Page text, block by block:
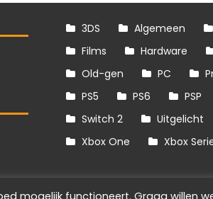
3DS Algemeen
Films
Hardware
Old-gen
PC
PS5
PS6 PSP
Switch 2
Uitgelicht
Xbox One
Xbox
mogelijk functioneert. Graag willen